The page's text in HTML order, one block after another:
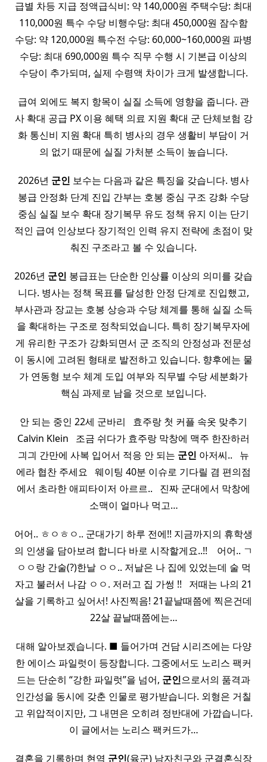
급별 차등 지급 정액급식비: 약 140,000원 주택수당: 최대
110,000원 특수 수당 비행수당: 최대 450,000원 잠수함
수당: 약 120,000원 특수전 수당: 60,000~160,000원 파병
수당: 최대 690,000원 특수 직무 수행 시 기본급 이상의
수당이 추가되며, 실제 수령액 차이가 크게 발생합니다.
급여 외에도 복지 항목이 실질 소득에 영향을 줍니다. 관
사 확대 공급 PX 이용 혜택 의료 지원 확대 군 단체보험 강
화 통신비 지원 확대 특히 병사의 경우 생활비 부담이 거
의 없기 때문에 실질 가처분 소득이 높습니다.
2026년 군인 보수는 다음과 같은 특징을 갖습니다. 병사
봉급 안정화 단계 진입 간부는 호봉 중심 구조 강화 수당
중심 실질 보수 확대 장기복무 유도 정책 유지 이는 단기
적인 급여 인상보다 장기적인 인력 유지 전략에 초점이 맞
춰진 구조라고 볼 수 있습니다.
2026년 군인 봉급표는 단순한 인상률 이상의 의미를 갖습
니다. 병사는 정책 목표를 달성한 안정 단계로 진입했고,
부사관과 장교는 호봉 상승과 수당 체계를 통해 실질 소득
을 확대하는 구조로 정착되었습니다. 특히 장기복무자에
게 유리한 구조가 강화되면서 군 조직의 안정성과 전문성
이 동시에 고려된 형태로 발전하고 있습니다. 향후에는 물
가 연동형 보수 체계 도입 여부와 직무별 수당 세분화가
핵심 과제로 남을 것으로 보입니다.
안 되는 중인 22세 군바리 ​ ​ 효주랑 첫 커플 속옷 맞추기
Calvin Klein ​ ​ 조금 쉬다가 효주랑 막창에 맥주 한잔하러
긔긔 간만에 사복 입어서 적응 안 되는 군인 아저씨.. ​ ​ 뉴
에라 협찬 주세요 ​ ​ 웨이팅 40분 이슈로 기다릴 겸 편의점
에서 초라한 애피타이저 아르르.. ​ ​ 진짜 군대에서 막창에
소맥이 얼마나 먹고…
어어.. ㅎㅇㅎㅇ.. 군대가기 하루 전에!! 지금까지의 휴학생
의 인생을 담아보려 합니다 바로 시작할게요..!! ​ ​ ​ 어어.. ㄱ
ㅇㅇ랑 간술(?)한날 ㅇㅇ.. 저날은 나 집에 있었는데 술 먹
자고 불러서 나감 ㅇㅇ. 저러고 집 가썽 !! ​ ​ 저때는 나의 21
살을 기록하고 싶어서! 사진찍음! 21끝날때쯤에 찍은건데
22살 끝날때쯤에는…
대해 알아보겠습니다. ■ 들어가며 건담 시리즈에는 다양
한 에이스 파일럿이 등장합니다. 그중에서도 노리스 팩커
드는 단순히 “강한 파일럿”을 넘어, 군인으로서의 품격과
인간성을 동시에 갖춘 인물로 평가받습니다. 외형은 거칠
고 위압적이지만, 그 내면은 오히려 정반대에 가깝습니다.
이 글에서는 노리스 팩커드가…
결혼을 기록하며 현역 군인(육군) 남자친구와 군결혼식장